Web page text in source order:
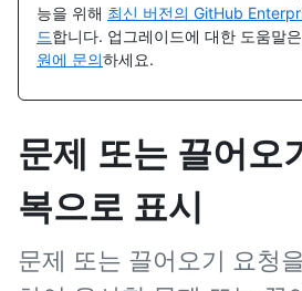
능을 위해 최신 버전의 GitHub
드합니다. 업그레이드에 대한 도움말은
원에 문의하세요.
문제 또는 끌어오
복으로 표시
문제 또는 끌어오기 요청